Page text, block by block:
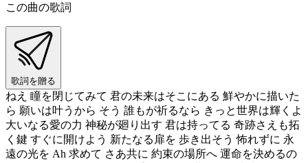
この曲の歌詞
歌詞を贈る
ねえ 瞳を閉じてみて 君の未来はそこにある 鮮やかに描いた
ら 願いは叶うから そう 誰もが祈るなら きっと世界は輝くよ
大いなる愛の力 神秘が廻り出す 君は持ってる 奇跡さえも拓
く鍵 すぐに開けよう 新たなる扉を 歩き出そう 怖れずに 永
遠の光を Ah 求めて さあ共に 約束の場所へ 運命を決めるの